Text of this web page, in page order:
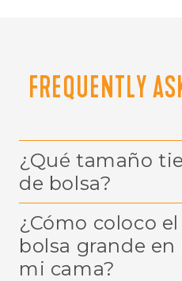
FREQUENTLY
¿Qué tamaño
de bolsa?
¿Cómo coloco
bolsa grande
mi cama?